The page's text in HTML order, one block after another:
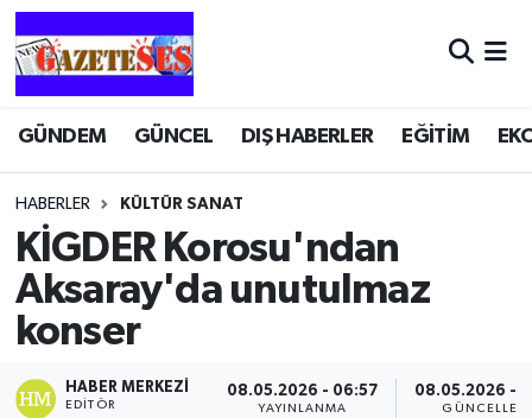
GÜNDEM GÜNCEL DIŞ HABERLER EĞİTİM
HABERLER KÜLTÜR SANAT
KİGDER Korosu'ndan
Aksaray'da unutulmaz
konser
HABER MERKEZI
EDITÖR
08.05.2026 - 06:57
YAYINLANMA
08.05.2026 -